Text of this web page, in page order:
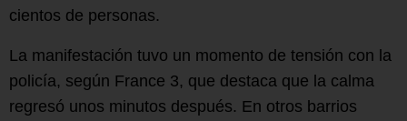
cientos de personas.
La manifestación tuvo un momento de tensión con la
policía, según France 3, que destaca que la calma
regresó unos minutos después. En otros barrios